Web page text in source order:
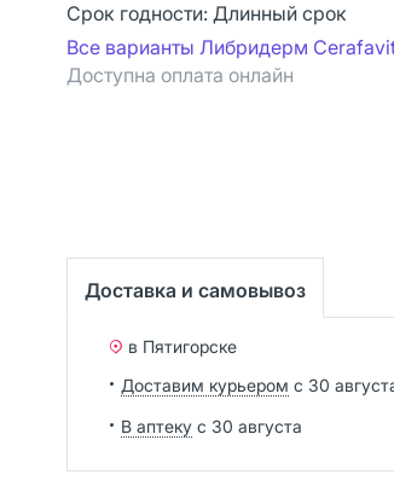
Срок годности: Длинный срок
Все варианты Либридерм
Доступна оплата онлайн
Доставка и самовывоз
в Пятигорске
Доставим курьером с 30
В аптеку с 30 августа